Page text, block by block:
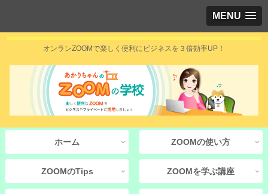
MENU
オンランZOOMで楽しく便利にビジネスを３倍効率UP！
ホーム ZOOMの使い方
ZOOMのTips ZOOMを学ぶ講座